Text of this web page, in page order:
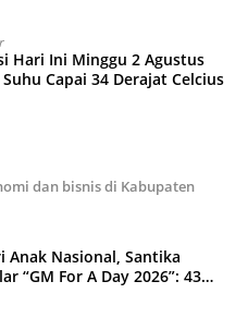
Hari Ini Minggu 2 Agustus
Capai 34 Derajat Celcius
dan bisnis di Kabupaten
Anak Nasional, Santika
“GM For A Day 2026”: 43